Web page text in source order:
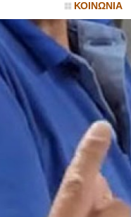
ΚΟΙΝΩΝΙΑ
Διδάκτωρ Ιατρικής Σχολής
Αθηνών
3,Νέα Σμύρνη,
τηλ:210-9320215
Καβέτσου 10, Μυτιλήνη, τηλ:
2251038065
Ωτορινολαρυγγολόγος
Έλενα Μπούμπα
Στρατιωτικός Ιατρός
Διδ.Παν.Αθηνών
Διπλωματούχος Ευρ.Ακαδημίας
Πάρνηθας 95-97 Αχαρναί
2102467085 & 6938502258
email- elenboumpa@gmail.com